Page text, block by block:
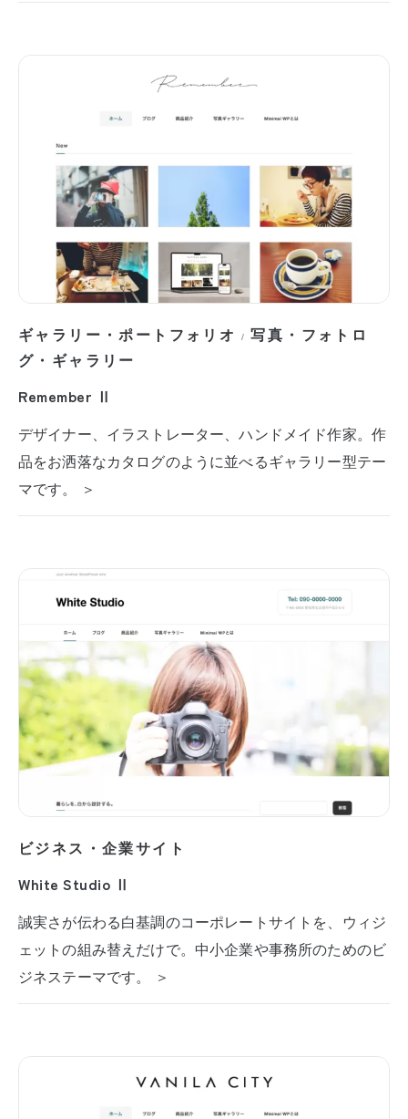
ギャラリー・ポートフォリオ /写真・フォトロ
グ・ギャラリー
Remember Ⅱ
デザイナー、イラストレーター、ハンドメイド作家。作
品をお洒落なカタログのように並べるギャラリー型テー
マです。 ＞
ビジネス・企業サイト
White Studio Ⅱ
誠実さが伝わる白基調のコーポレートサイトを、ウィジ
ェットの組み替えだけで。中小企業や事務所のためのビ
ジネステーマです。 ＞